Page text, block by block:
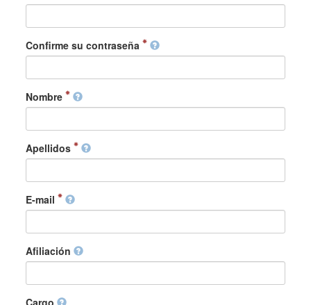
Confirme su contraseña
Nombre
Apellidos
E-mail
Afiliación
Cargo